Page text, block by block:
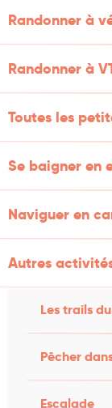
Randonner à
Randonner à
Toutes les
Se baigner en
Naviguer en
Autres
Les trails
Pêcher
Escalade